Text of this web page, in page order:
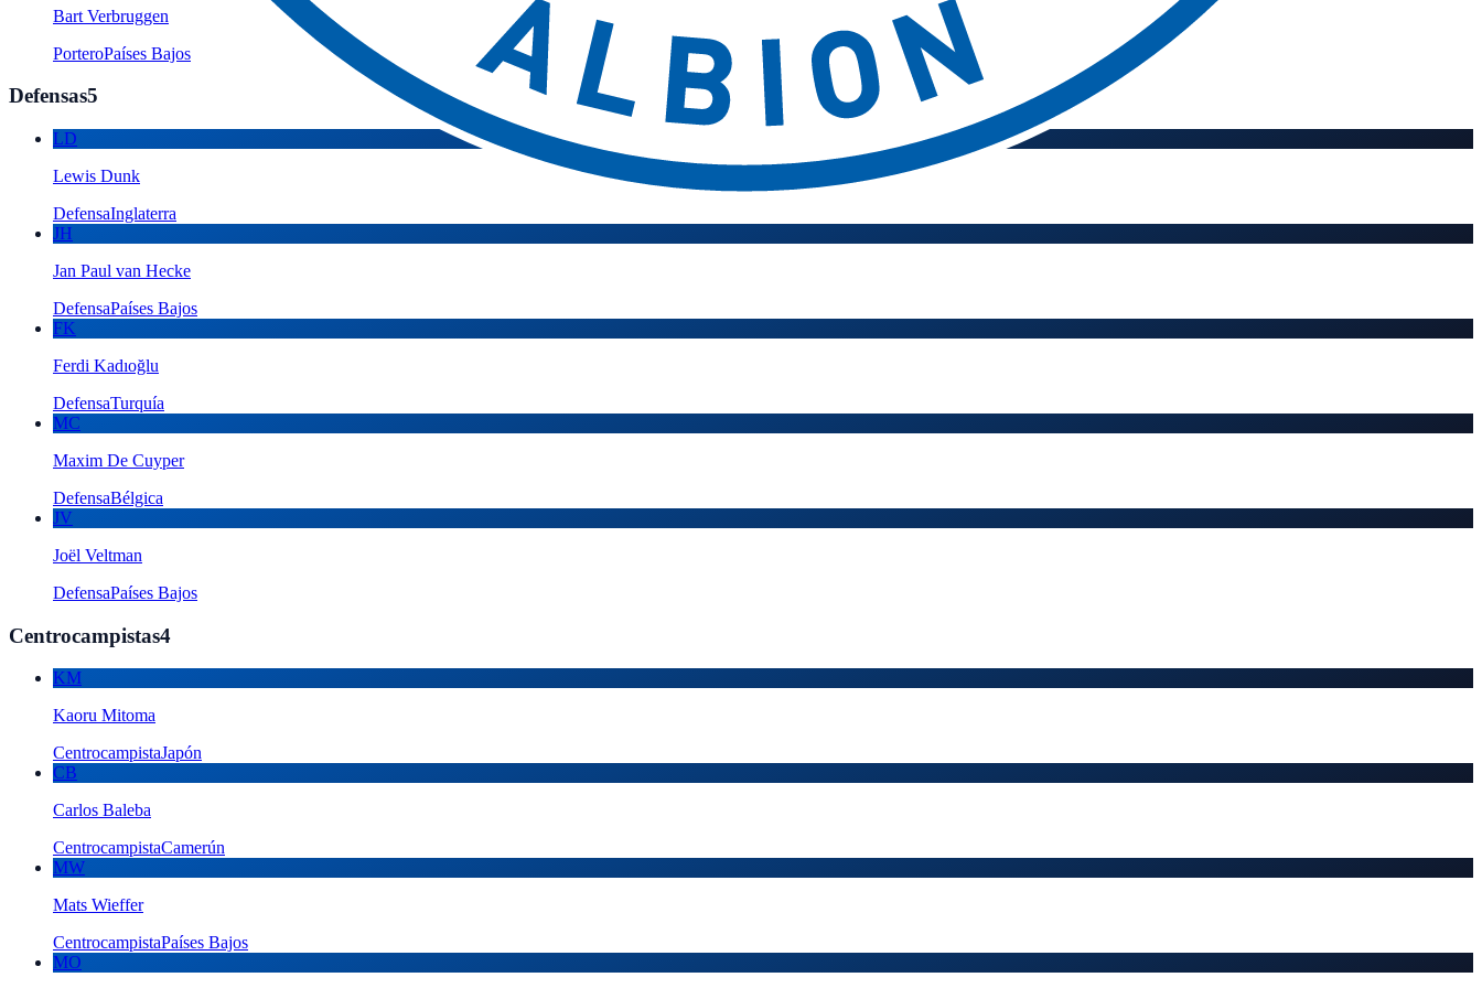
Bart Verbruggen
PorteroPaíses Bajos
Defensas5
LD
Lewis Dunk
DefensaInglaterra
JH
Jan Paul van Hecke
DefensaPaíses Bajos
FK
Ferdi Kadıoğlu
DefensaTurquía
MC
Maxim De Cuyper
DefensaBélgica
JV
Joël Veltman
DefensaPaíses Bajos
Centrocampistas4
KM
Kaoru Mitoma
CentrocampistaJapón
CB
Carlos Baleba
CentrocampistaCamerún
MW
Mats Wieffer
CentrocampistaPaíses Bajos
MO